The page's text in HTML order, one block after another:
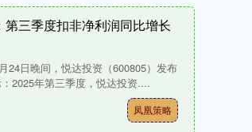
第三季度扣非净利润同比增长
24日晚间，悦达投资（600805）发布
2025年第三季度，悦达投资....
凤凰策略